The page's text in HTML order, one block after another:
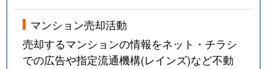
マンション売却活動
売却するマンションの情報をネット・チラシ
での広告や指定流通機構(レインズ)など不動